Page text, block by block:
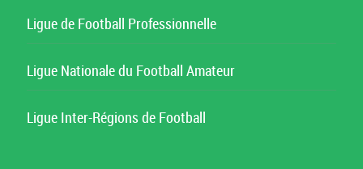
Ligue de Football Professionnelle
Ligue Nationale du Football Amateur
Ligue Inter-Régions de Football